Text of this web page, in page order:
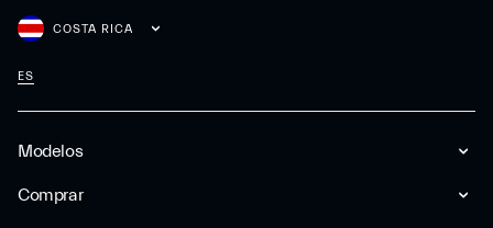
Modelos
Comprar
COSTA RICA
ES